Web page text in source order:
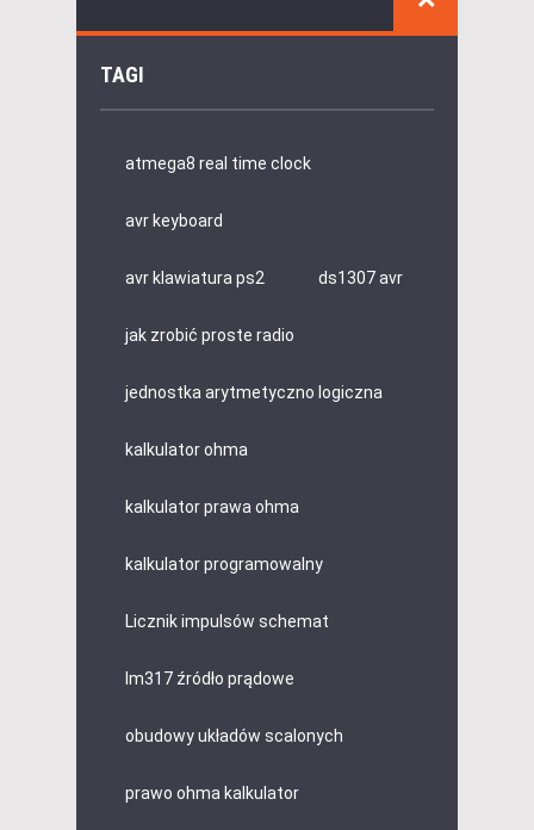
TAGI
atmega8 real time clock
avr keyboard
avr klawiatura ps2 ds1307 avr
jak zrobić proste radio
jednostka arytmetyczno logiczna
kalkulator ohma
kalkulator prawa ohma
kalkulator programowalny
Licznik impulsów schemat
lm317 źródło prądowe
obudowy układów scalonych
prawo ohma kalkulator